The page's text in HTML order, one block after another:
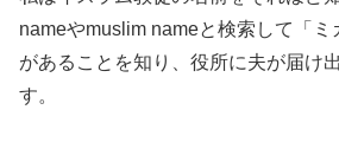
nameやmuslim nameと検索して「
があることを知り、役所に夫が届け
す。